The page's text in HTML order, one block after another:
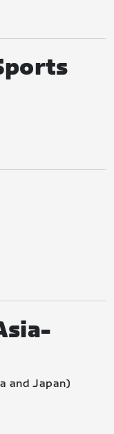
and Japan)